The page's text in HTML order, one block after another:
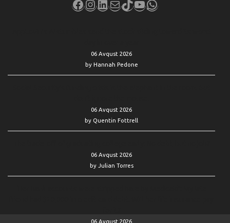
Facebook
Instagram
LinkedIn
MailTikTok
YouTube
WhatsApp
06 Avqust 2026
by Hannah Pedone
06 Avqust 2026
by Quentin Fottrell
06 Avqust 2026
by Julian Torres
06 Avqust 2026